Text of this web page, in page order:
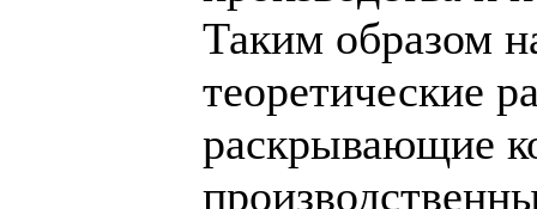
Таким образом
теоретические
раскрывающие